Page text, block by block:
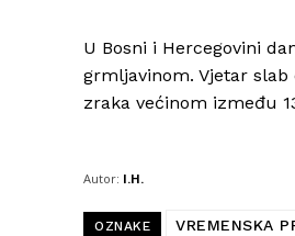
U Bosni i Hercegovini
grmljavinom. Vjetar
zraka većinom između
Autor: I.H.
OZNAKE VREMENSKA